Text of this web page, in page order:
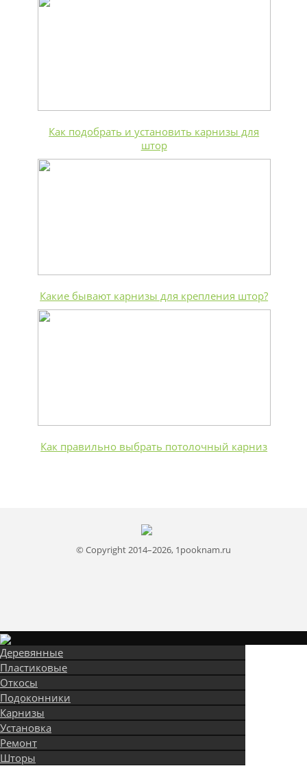
Как подобрать и установить карнизы для
штор
Какие бывают карнизы для крепления штор?
Как правильно выбрать потолочный карниз
© Copyright 2014–2026, 1pooknam.ru
Деревянные
Пластиковые
Откосы
Подоконники
Карнизы
Установка
Ремонт
Шторы